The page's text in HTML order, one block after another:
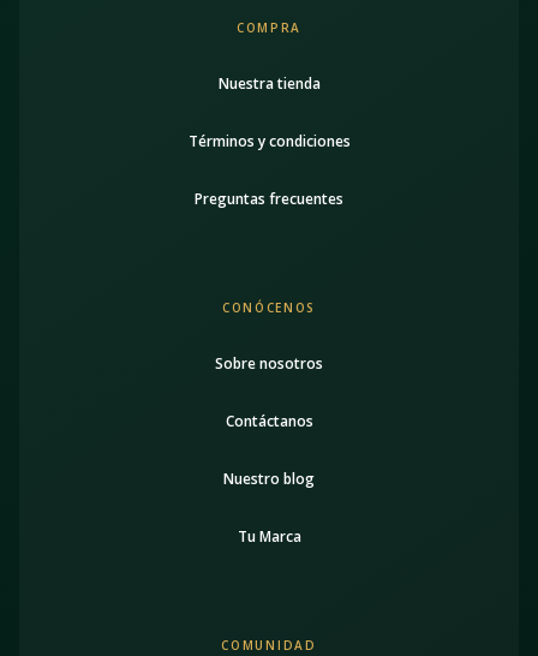
COMPRA
Nuestra tienda
Términos y condiciones
Preguntas frecuentes
CONÓCENOS
Sobre nosotros
Contáctanos
Nuestro blog
Tu Marca
COMUNIDAD